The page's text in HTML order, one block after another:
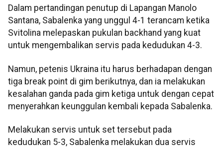
Dalam pertandingan penutup di Lapangan Manolo
Santana, Sabalenka yang unggul 4-1 terancam ketika
Svitolina melepaskan pukulan backhand yang kuat
untuk mengembalikan servis pada kedudukan 4-3.
Namun, petenis Ukraina itu harus berhadapan dengan
tiga break point di gim berikutnya, dan ia melakukan
kesalahan ganda pada gim ketiga untuk dengan cepat
menyerahkan keunggulan kembali kepada Sabalenka.
Melakukan servis untuk set tersebut pada
kedudukan 5-3, Sabalenka melakukan dua servis